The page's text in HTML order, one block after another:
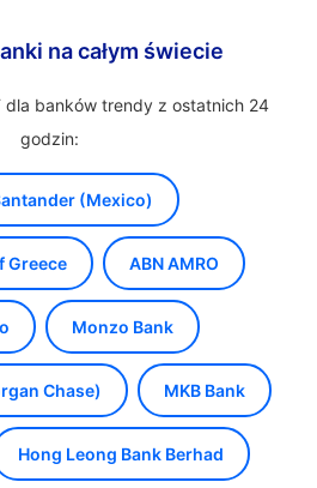
na całym świecie
dla banków trendy z ostatnich 24
godzin:
(Mexico)
Greece ABN AMRO
Monzo Bank
Chase) MKB Bank
Hong Leong Bank Berhad